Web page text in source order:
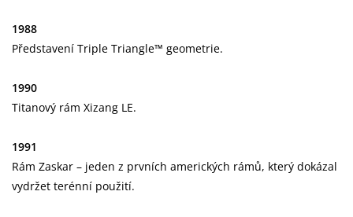
1988
Představení Triple Triangle™ geometrie.
1990
Titanový rám Xizang LE.
1991
Rám Zaskar – jeden z prvních amerických rámů, který dokázal
vydržet terénní použití.